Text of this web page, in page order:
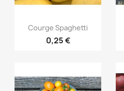
Aperçu rapide
Courge Spaghetti
0,25 €